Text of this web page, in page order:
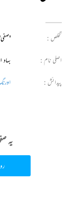
تخلص : 'صفی'
اصلی نام : بہاد
پیدائش :
یہ